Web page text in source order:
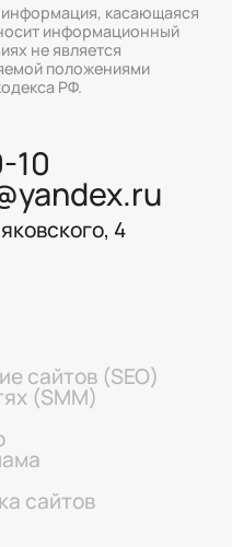
информация, касающаяся
информационный
не является
положениями
РФ.
10
4
сайтов (SEO)
(SMM)
сайтов